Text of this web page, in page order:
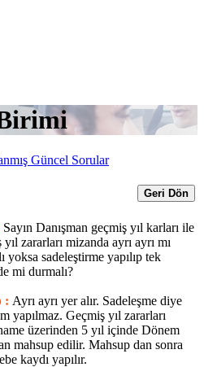
Güncel Sorular
Geri Dön
Sayın Danışman geçmiş yıl karları ile
yıl zararları mizanda ayrı ayrı mı
yoksa sadeleştirme yapılıp tek
mi durmalı?
: Ayrı ayrı yer alır. Sadeleşme diye
yapılmaz. Geçmiş yıl zararları
üzerinden 5 yıl içinde Dönem
mahsup edilir. Mahsup dan sonra
kaydı yapılır.